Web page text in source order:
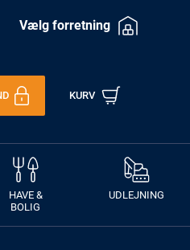
Vælg forretning
KURV
HAVE &
BOLIG
UDLEJNING